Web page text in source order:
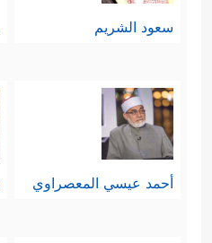
سعود الشريم
أحمد عيسي المعصراوي